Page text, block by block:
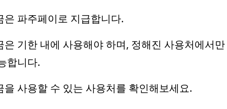
은 파주페이로 지급합니다.
은 기한 내에 사용해야 하며, 정해진 사용처에서
합니다.
을 사용할 수 있는 사용처를 확인해보세요.